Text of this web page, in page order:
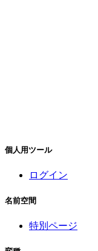
個人用ツール
ログイン
名前空間
特別ページ